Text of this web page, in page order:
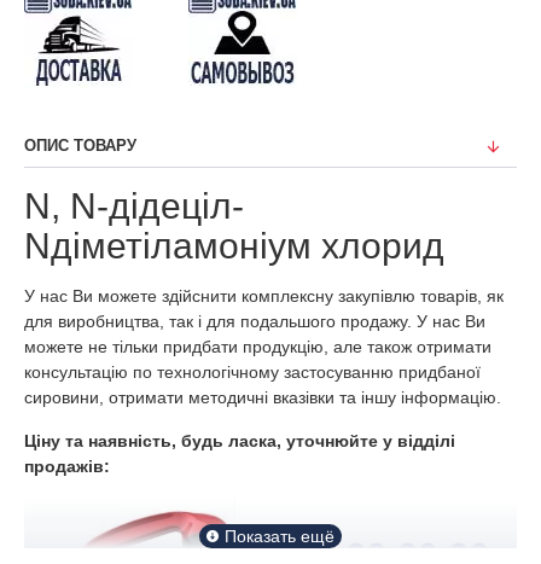
ОПИС ТОВАРУ
N, N-дідеціл-
Nдіметіламоніум хлорид
У нас Ви можете здійснити комплексну закупівлю товарів, як
для виробництва, так і для подальшого продажу. У нас Ви
можете не тільки придбати продукцію, але також отримати
консультацію по технологічному застосуванню придбаної
сировини, отримати методичні вказівки та іншу інформацію.
Ціну та наявність, будь ласка, уточнюйте у відділі
продажів: